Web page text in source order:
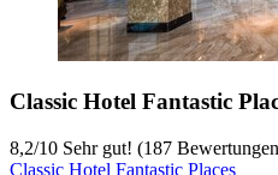
Classic Hotel Fantastic
8,2/10 Sehr gut! (187
Classic Hotel Fantastic Places